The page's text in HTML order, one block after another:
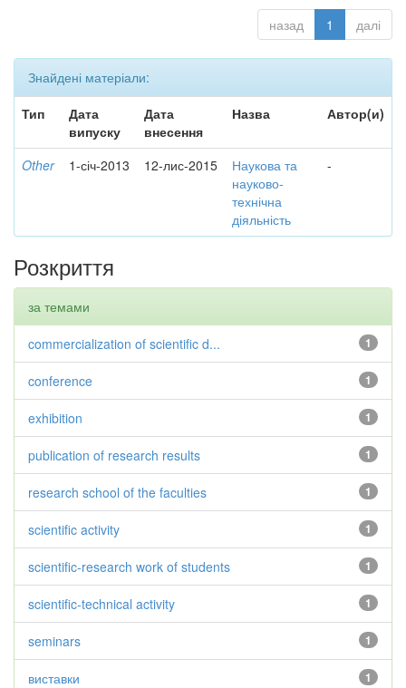
назад 1 далі
Знайдені матеріали:
Тип
Дата
випуску
Дата
внесення
Назва Автор(и)
Other 1-січ-2013 12-лис-2015
Наукова та
науково-
технічна
діяльність
-
Розкриття
за темами
1
commercialization of scientific d...
1
conference
1
exhibition
1
publication of research results
1
research school of the faculties
1
scientific activity
1
scientific-research work of students
1
scientific-technical activity
1
seminars
1
виставки